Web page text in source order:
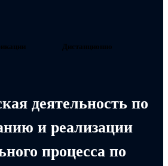
Дистанционно
деятельность по
и реализации
процесса по